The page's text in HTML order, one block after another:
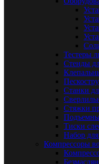
Тестеры
Стенды
Станки
Стяжки
Тиски
Набор
Компрессоры